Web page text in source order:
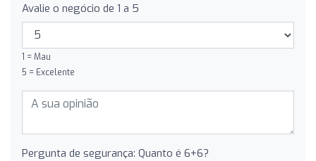
Avalie o negócio de 1 a 5
1 = Mau
5 = Excelente
Pergunta de segurança: Quanto é 6+6?